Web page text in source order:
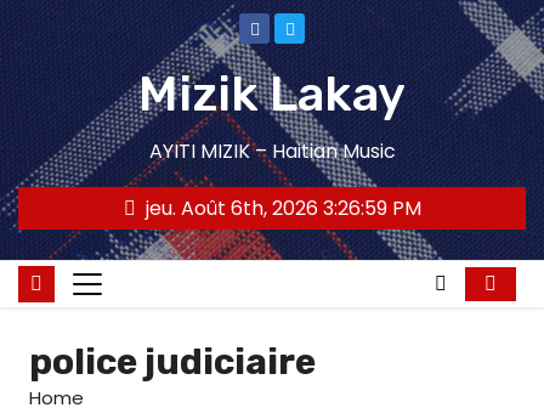
Skip
to
content
Mizik Lakay
AYITI MIZIK – Haitian Music
jeu. Août 6th, 20263:26:59 PM
police judiciaire
Home